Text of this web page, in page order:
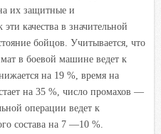
их защитные и
качества в значительной
бойцов. Учитывается, что
в боевой машине ведет к
на 19 %, время на
на 35 %, число промахов —
операции ведет к
состава на 7 —10 %.